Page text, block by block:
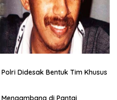
Didesak Bentuk Tim Khusus
Mengambang di Pantai